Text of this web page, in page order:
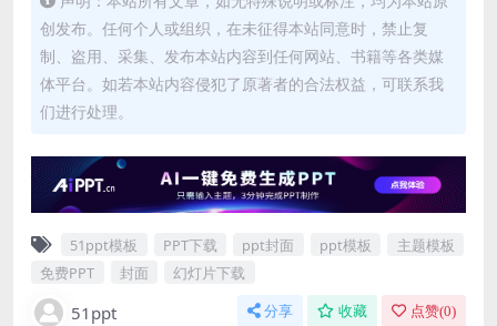
创发布。任何个人或组织，在未征得本站同意时，禁止复
制、盗用、采集、发布本站内容到任何网站、书籍等各类媒
体平台。如若本站内容侵犯了原著者的合法权益，可联系我
们进行处理。
51ppt模板 PPT下载 ppt封面 ppt模板
主题模板
免费PPT
封面 幻灯片下载
51ppt 分享 收藏 点赞(0)